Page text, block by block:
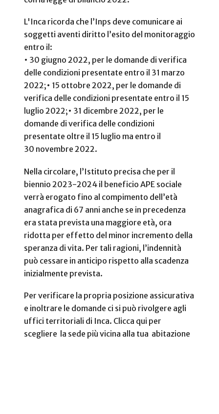
L'Inca ricorda che l’Inps deve comunicare ai
soggetti aventi diritto l’esito del monitoraggio
entro il:
• 30 giugno 2022, per le domande di verifica
delle condizioni presentate entro il 31 marzo
2022;• 15 ottobre 2022, per le domande di
verifica delle condizioni presentate entro il 15
luglio 2022;• 31 dicembre 2022, per le
domande di verifica delle condizioni
presentate oltre il 15 luglio ma entro il
30 novembre 2022.
Nella circolare, l’Istituto precisa che per il
biennio 2023-2024 il beneficio APE sociale
verrà erogato fino al compimento dell’età
anagrafica di 67 anni anche se in precedenza
era stata prevista una maggiore età, ora
ridotta per effetto del minor incremento della
speranza di vita. Per tali ragioni, l’indennità
può cessare in anticipo rispetto alla scadenza
inizialmente prevista.
Per verificare la propria posizione assicurativa
e inoltrare le domande ci si può rivolgere agli
uffici territoriali di Inca. Clicca qui per
scegliere la sede più vicina alla tua abitazione